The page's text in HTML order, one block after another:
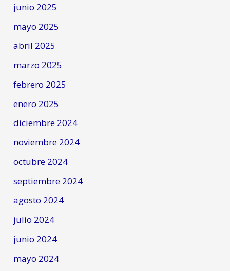
junio 2025
mayo 2025
abril 2025
marzo 2025
febrero 2025
enero 2025
diciembre 2024
noviembre 2024
octubre 2024
septiembre 2024
agosto 2024
julio 2024
junio 2024
mayo 2024